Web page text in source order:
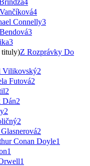
4
Connelly3
3
3
tituly)Z Rozprávky Do
Vilikovský2
Futová2
2
Dán2
2
2
2
Conan Doyle1
1
1